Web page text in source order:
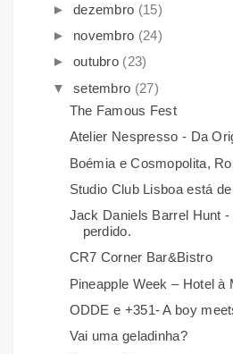
► dezembro (15)
► novembro (24)
► outubro (23)
▼ setembro (27)
The Famous Fest
Atelier Nespresso - Da
Boémia e Cosmopolita,
Studio Club Lisboa está
Jack Daniels Barrel Hunt -
perdido.
CR7 Corner Bar&Bistro
Pineapple Week – Hotel à
ODDE e +351- A boy
Vai uma geladinha?